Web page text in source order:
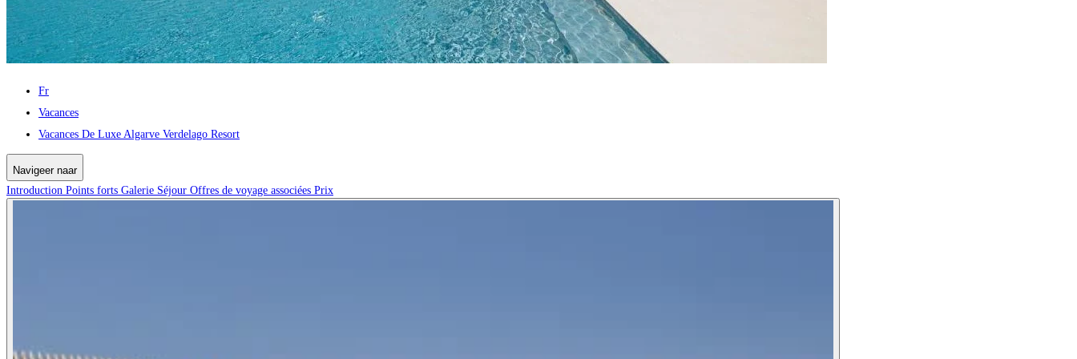
Fr
Vacances
Vacances De Luxe Algarve Verdelago Resort
Navigeer naar
Introduction Points forts Galerie Séjour Offres de voyage associées Prix